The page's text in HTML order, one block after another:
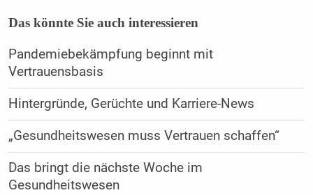
Das könnte Sie auch interessieren
Pandemiebekämpfung beginnt mit
Vertrauensbasis
Hintergründe, Gerüchte und Karriere-News
„Gesundheitswesen muss Vertrauen schaffen“
Das bringt die nächste Woche im
Gesundheitswesen